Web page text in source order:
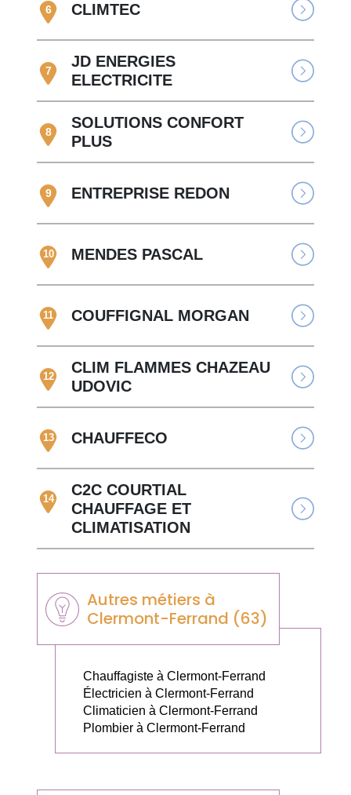
6 CLIMTEC
7
JD ENERGIES
ELECTRICITE
8
SOLUTIONS CONFORT
PLUS
9 ENTREPRISE REDON
10 MENDES PASCAL
11 COUFFIGNAL MORGAN
12
CLIM FLAMMES CHAZEAU
UDOVIC
13 CHAUFFECO
14
C2C COURTIAL
CHAUFFAGE ET
CLIMATISATION
Autres métiers à
Clermont-Ferrand (63)
Chauffagiste à Clermont-Ferrand
Électricien à Clermont-Ferrand
Climaticien à Clermont-Ferrand
Plombier à Clermont-Ferrand